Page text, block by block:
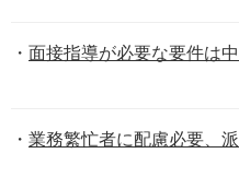
面接指導が必要な要件は
業務繁忙者に配慮必要、